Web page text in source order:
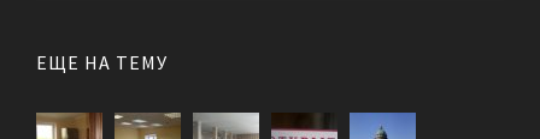
ЕЩЕ НА ТЕМУ